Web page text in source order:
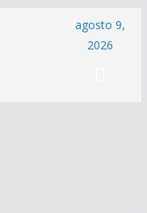
agosto 9,
2026